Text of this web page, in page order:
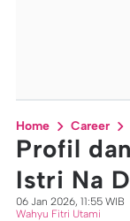
Home Career
Profil
Istri Na
06 Jan 2026, 11:55 WIB
Wahyu Fitri Utami